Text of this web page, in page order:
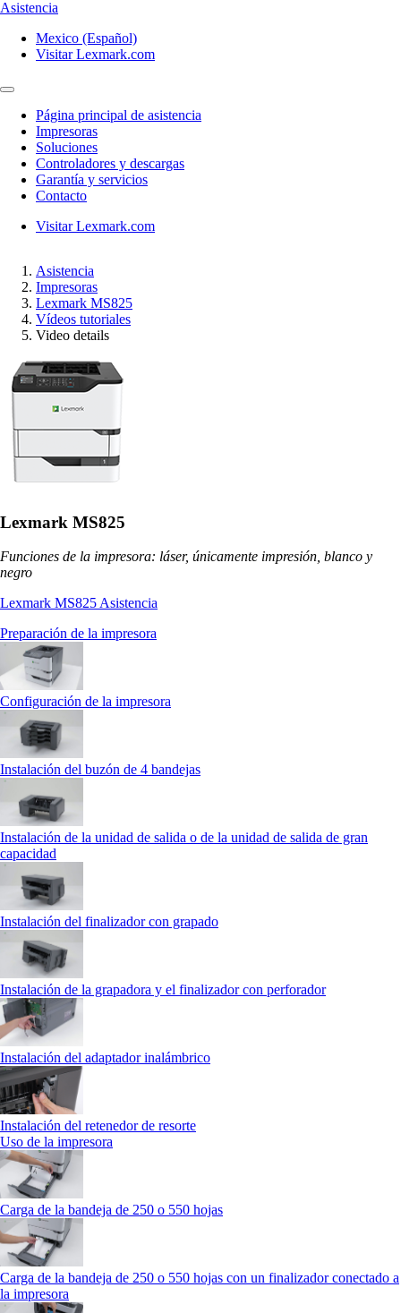
Asistencia
Mexico (Español)
Visitar Lexmark.com
Página principal de asistencia
Impresoras
Soluciones
Controladores y descargas
Garantía y servicios
Contacto
Visitar Lexmark.com
Asistencia
Impresoras
Lexmark MS825
Vídeos tutoriales
Video details
Lexmark MS825
Funciones de la impresora: láser, únicamente impresión, blanco y
negro
Lexmark MS825 Asistencia
Preparación de la impresora
Configuración de la impresora
Instalación del buzón de 4 bandejas
Instalación de la unidad de salida o de la unidad de salida de gran
capacidad
Instalación del finalizador con grapado
Instalación de la grapadora y el finalizador con perforador
Instalación del adaptador inalámbrico
Instalación del retenedor de resorte
Uso de la impresora
Carga de la bandeja de 250 o 550 hojas
Carga de la bandeja de 250 o 550 hojas con un finalizador conectado a
la impresora